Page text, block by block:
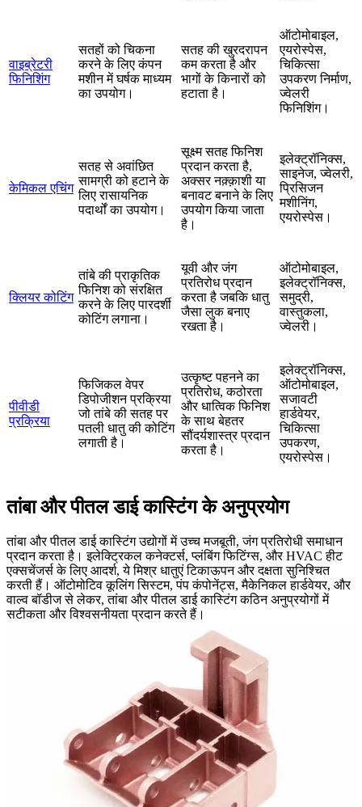
वाइब्रेटरी
फिनिशिंग
सतहों को चिकना
करने के लिए कंपन
मशीन में घर्षक माध्यम
का उपयोग।
सतह की खुरदरापन
कम करता है और
भागों के किनारों को
हटाता है।
ऑटोमोबाइल,
एयरोस्पेस,
चिकित्सा
उपकरण निर्माण,
ज्वेलरी
फिनिशिंग।
केमिकल एचिंग
सतह से अवांछित
सामग्री को हटाने के
लिए रासायनिक
पदार्थों का उपयोग।
सूक्ष्म सतह फिनिश
प्रदान करता है,
अक्सर नक़्क़ाशी या
बनावट बनाने के लिए
उपयोग किया जाता
है।
इलेक्ट्रॉनिक्स,
साइनेज, ज्वेलरी,
प्रिसिजन
मशीनिंग,
एयरोस्पेस।
क्लियर कोटिंग
तांबे की प्राकृतिक
फिनिश को संरक्षित
करने के लिए पारदर्शी
कोटिंग लगाना।
यूवी और जंग
प्रतिरोध प्रदान
करता है जबकि धातु
जैसा लुक बनाए
रखता है।
ऑटोमोबाइल,
इलेक्ट्रॉनिक्स,
समुद्री,
वास्तुकला,
ज्वेलरी।
पीवीडी
प्रक्रिया
फिजिकल वेपर
डिपोजीशन प्रक्रिया
जो तांबे की सतह पर
पतली धातु की कोटिंग
लगाती है।
उत्कृष्ट पहनने का
प्रतिरोध, कठोरता
और धात्विक फिनिश
के साथ बेहतर
सौंदर्यशास्त्र प्रदान
करता है।
इलेक्ट्रॉनिक्स,
ऑटोमोबाइल,
सजावटी
हार्डवेयर,
चिकित्सा
उपकरण,
एयरोस्पेस।
तांबा और पीतल डाई कास्टिंग के अनुप्रयोग
तांबा और पीतल डाई कास्टिंग उद्योगों में उच्च मजबूती, जंग प्रतिरोधी समाधान
प्रदान करता है। इलेक्ट्रिकल कनेक्टर्स, प्लंबिंग फिटिंग्स, और HVAC हीट
एक्सचेंजर्स के लिए आदर्श, ये मिश्र धातुएं टिकाऊपन और दक्षता सुनिश्चित
करती हैं। ऑटोमोटिव कूलिंग सिस्टम, पंप कंपोनेंट्स, मैकेनिकल हार्डवेयर, और
वाल्व बॉडीज से लेकर, तांबा और पीतल डाई कास्टिंग कठिन अनुप्रयोगों में
सटीकता और विश्वसनीयता प्रदान करते हैं।